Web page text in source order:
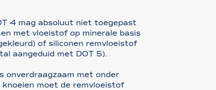
4 mag absoluut niet toegepast
met vloeistof op minerale basis
of siliconen remvloeistof
aangeduid met DOT 5).
onverdraagzaam met onder
moet de remvloeistof